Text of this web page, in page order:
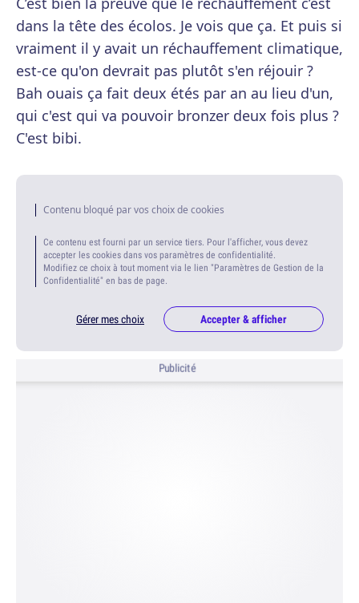
dans la tête des écolos. Je vois que ça. Et puis si
vraiment il y avait un réchauffement climatique,
est-ce qu'on devrait pas plutôt s'en réjouir ?
Bah ouais ça fait deux étés par an au lieu d'un,
qui c'est qui va pouvoir bronzer deux fois plus ?
C'est bibi.
Contenu bloqué par vos choix de cookies
Ce contenu est fourni par un service tiers. Pour l'afficher, vous devez
accepter les cookies dans vos paramètres de confidentialité.
Modifiez ce choix à tout moment via le lien "Paramètres de Gestion de la
Confidentialité" en bas de page.
Gérer mes choix Accepter & afficher
Publicité